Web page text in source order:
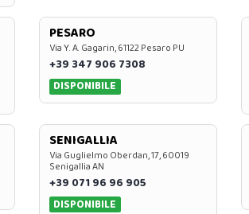
PESARO
Via Y. A. Gagarin, 61122 Pesaro PU
+39 347 906 7308
DISPONIBILE
SENIGALLIA
Via Guglielmo Oberdan, 17, 60019
Senigallia AN
+39 071 96 96 905
DISPONIBILE